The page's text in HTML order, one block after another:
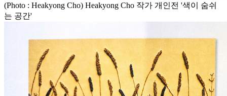
(Photo : Heakyong Cho) Heakyong Cho 작가 개인전 '색이 숨쉬
는 공간'